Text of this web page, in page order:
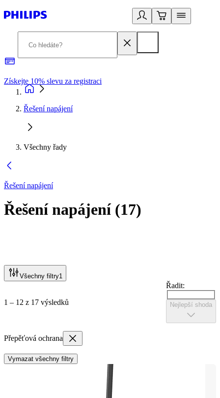
Získejte 10% slevu za registraci
Řešení napájení
Všechny řady
Řešení napájení
Řešení napájení(17)
Všechny filtry1
1 – 12 z 17 výsledků
Řadit:
Nejlepší shoda
Přepěťová ochrana
Vymazat všechny filtry